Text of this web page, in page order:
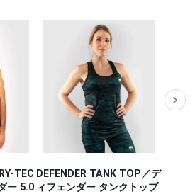
DEFENDER TANK TOP／デ
ィフェンダー タンクトップ
AERO 2.0
アロ 2.0 タ